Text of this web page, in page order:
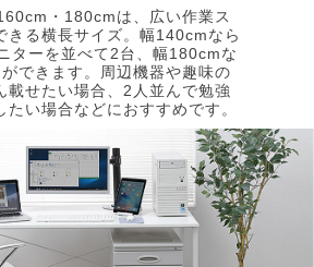
・180cmは、広い作業ス
きる横長サイズ。幅140cmなら
ターを並べて2台、幅180cmな
できます。周辺機器や趣味の
載せたい場合、2人並んで勉強
たい場合などにおすすめです。